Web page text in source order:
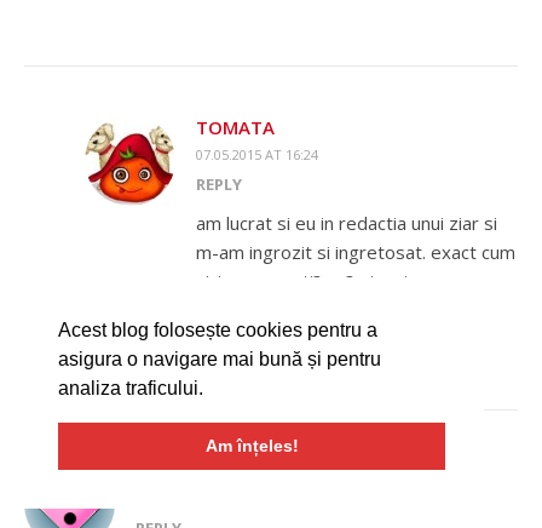
Acest blog folosește cookies pentru a
asigura o navigare mai bună și pentru
analiza traficului.
Am înțeles!
TOMATA
07.05.2015 AT 16:24
REPLY
am lucrat si eu in redactia unui ziar si
m-am ingrozit si ingretosat. exact cum
zici: e cu morti? nu? atunci nu ne
MIRUNA